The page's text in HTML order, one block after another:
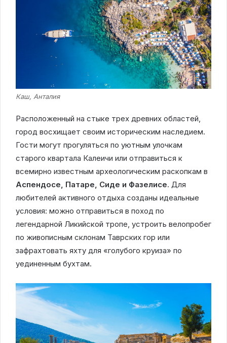
Каш, Анталия
Расположенный на стыке трех древних областей,
город восхищает своим историческим наследием.
Гости могут прогуляться по уютным улочкам
старого квартала Калеичи или отправиться к
всемирно известным археологическим раскопкам в
Аспендосе, Патаре, Сиде и Фазелисе. Для
любителей активного отдыха созданы идеальные
условия: можно отправиться в поход по
легендарной Ликийской тропе, устроить велопробег
по живописным склонам Таврских гор или
зафрахтовать яхту для «голубого круиза» по
уединенным бухтам.